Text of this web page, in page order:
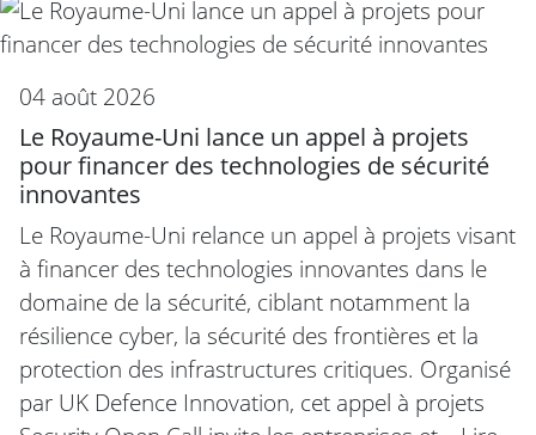
04 août 2026
Le Royaume-Uni lance un appel à projets
pour financer des technologies de sécurité
innovantes
Le Royaume-Uni relance un appel à projets visant
à financer des technologies innovantes dans le
domaine de la sécurité, ciblant notamment la
résilience cyber, la sécurité des frontières et la
protection des infrastructures critiques. Organisé
par UK Defence Innovation, cet appel à projets